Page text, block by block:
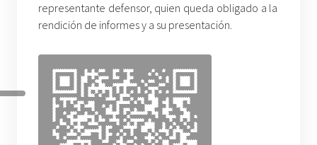
representante defensor, quien queda obligado a la
rendición de informes y a su presentación.